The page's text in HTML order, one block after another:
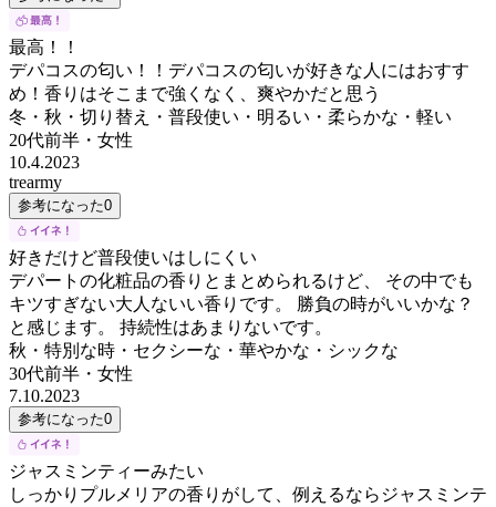
最高！！
デパコスの匂い！！デパコスの匂いが好きな人にはおすす
め！香りはそこまで強くなく、爽やかだと思う
冬・秋・切り替え・普段使い・明るい・柔らかな・軽い
20代前半 ・ 女性
10.4.2023
trearmy
参考になった0
好きだけど普段使いはしにくい
デパートの化粧品の香りとまとめられるけど、 その中でも
キツすぎない大人ないい香りです。 勝負の時がいいかな？
と感じます。 持続性はあまりないです。
秋・特別な時・セクシーな・華やかな・シックな
30代前半 ・ 女性
7.10.2023
参考になった0
ジャスミンティーみたい
しっかりプルメリアの香りがして、例えるならジャスミンテ